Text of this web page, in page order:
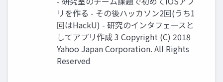
リを作る - その後ハッカソン2回(うち1
回はHackU) - 研究のインタフェースと
してアプリ作成 3 Copyright (C) 2018
Yahoo Japan Corporation. All Rights
Reserved